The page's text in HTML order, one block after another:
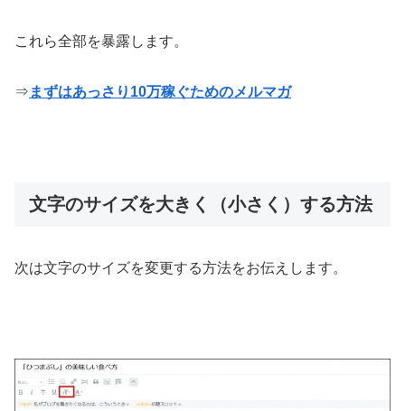
これら全部を暴露します。
⇒ まずはあっさり10万稼ぐためのメルマガ
文字のサイズを大きく（小さく）する方法
次は文字のサイズを変更する方法をお伝えします。